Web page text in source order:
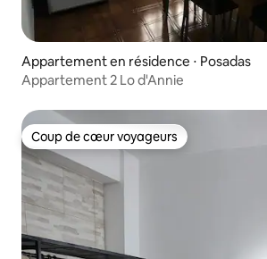
Appartement en résidence ⋅ Posadas
Appartement 2 Lo d'Annie
Coup de cœur voyageurs
Coup de cœur voyageurs